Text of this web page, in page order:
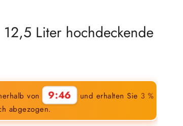
Liter hochdeckende
von 9:45 und erhalten Sie 3 %
abgezogen.